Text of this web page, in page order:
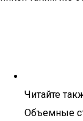
Читайте
Объемные